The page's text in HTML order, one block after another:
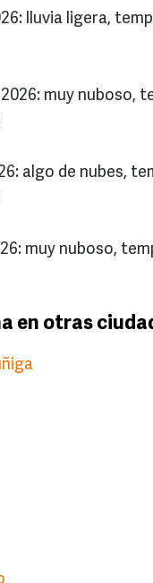
lluvia ligera,
muy nuboso,
algo de nubes,
muy nuboso,
en otras